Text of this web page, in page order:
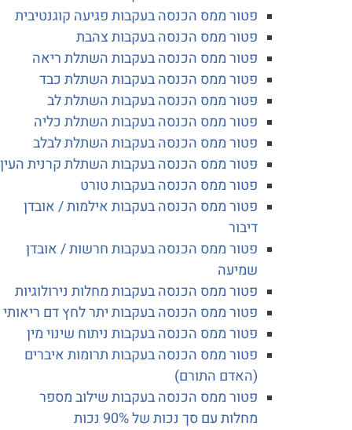
פטור ממס הכנסה בעקבות פגיעה קוגנטיבית
פטור ממס הכנסה בעקבות צהבת
פטור ממס הכנסה בעקבות השתלת ריאה
פטור ממס הכנסה בעקבות השתלת כבד
פטור ממס הכנסה בעקבות השתלת לב
פטור ממס הכנסה בעקבות השתלת כליה
פטור ממס הכנסה בעקבות השתלת לבלב
פטור ממס הכנסה בעקבות השתלת קרנית העין
פטור ממס הכנסה בעקבות טורט
פטור ממס הכנסה בעקבות אילמות / אובדן
פטור ממס הכנסה בעקבות חרשות / אובדן
פטור ממס הכנסה בעקבות מחלות נירולוגיות
פטור ממס הכנסה בעקבות יתר לחץ דם ריאותי
פטור ממס הכנסה בעקבות ניתוח שינוי מין
פטור ממס הכנסה בעקבות תרומות איברים
(האדם התורם)
פטור ממס הכנסה בעקבות שילוב מספר
מחלות עם סך נכות של 90% נכות